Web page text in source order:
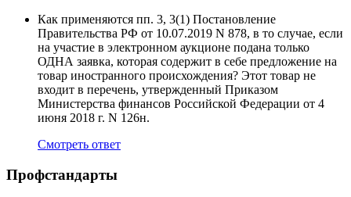
Как применяются пп. 3, 3(1) Постановление
Правительства РФ от 10.07.2019 N 878, в то случае, если
на участие в электронном аукционе подана только
ОДНА заявка, которая содержит в себе предложение на
товар иностранного происхождения? Этот товар не
входит в перечень, утвержденный Приказом
Министерства финансов Российской Федерации от 4
июня 2018 г. N 126н.
Смотреть ответ
Профстандарты